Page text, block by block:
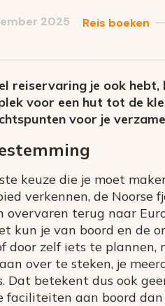
2025 Reis boeken
reiservaring je ook
voor een hut tot de
voor je
keuze die je moet
verkennen, de Noorse
overvaren terug naar
kun je van boord en de
door zelf iets te plannen,
over te steken, je
Dat betekent dus ook
faciliteiten aan boord